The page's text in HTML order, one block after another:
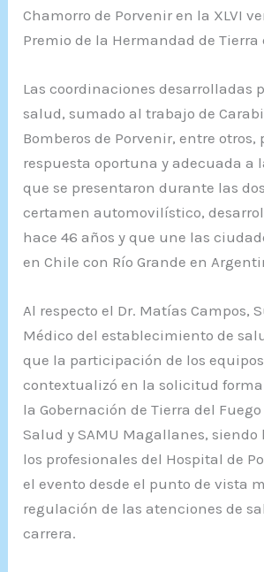
Chamorro de Porvenir en la XLVI
Premio de la Hermandad de Tierra
Las coordinaciones desarrolladas
salud, sumado al trabajo de
Bomberos de Porvenir, entre
respuesta oportuna y adecuada a
que se presentaron durante las
certamen automovilístico,
hace 46 años y que une las
en Chile con Río Grande en
Al respecto el Dr. Matías Campos,
Médico del establecimiento de
que la participación de los
contextualizó en la solicitud
la Gobernación de Tierra del
Salud y SAMU Magallanes,
los profesionales del Hospital de
el evento desde el punto de vista
regulación de las atenciones de
carrera.